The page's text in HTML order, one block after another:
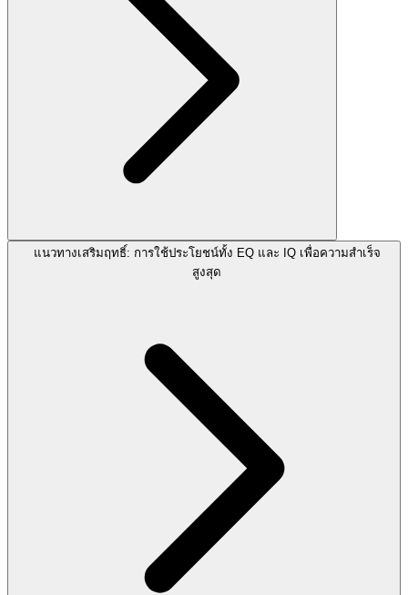
แนวทางเสริมฤทธิ์: การใช้ประโยชน์ทั้ง EQ และ IQ เพื่อความสำเร็จ
สูงสุด